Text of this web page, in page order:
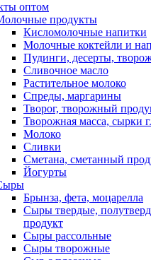
оптом
продукты
Кисломолочные напитки
Молочные коктейли и
Пудинги, десерты,
Сливочное масло
Растительное молоко
Спреды, маргарины
Творог, творожный
Творожная масса, сырки
Молоко
Сливки
Сметана, сметанный
Йогурты
Брынза, фета, моцарелла
Сыры твердые,
продукт
Сыры рассольные
Сыры творожные